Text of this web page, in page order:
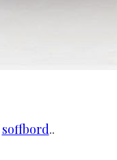
soffbord..